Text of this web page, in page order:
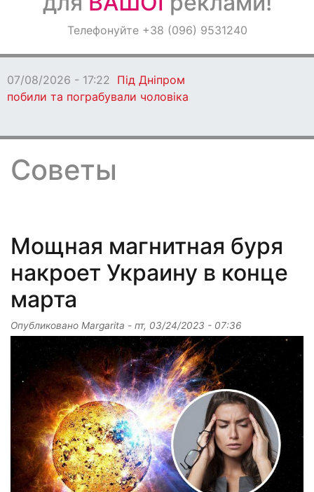
ОголошенняТелефонуйте +38 (096) 9531240
07/08/2026 - 17:18
Росіяни знову
атакували Дніпровський район
Советы
Мощная магнитная буря
накроет Украину в конце
марта
Опубликовано Margarita - пт, 03/24/2023 - 07:36